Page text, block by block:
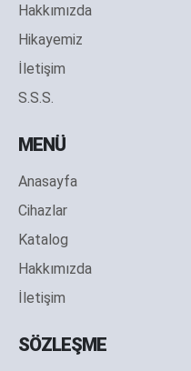
Hakkımızda
Hikayemiz
İletişim
S.S.S.
MENÜ
Anasayfa
Cihazlar
Katalog
Hakkımızda
İletişim
SÖZLEŞME